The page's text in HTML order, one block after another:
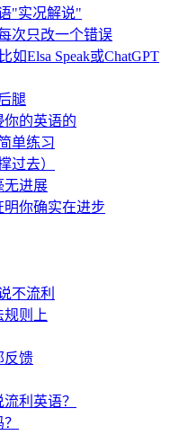
"实况解说"
次只改一个错误
Elsa Speak或ChatGPT
腿
你的英语的
单练习
过去）
无进展
你确实在进步
不流利
则上
反馈
利英语？